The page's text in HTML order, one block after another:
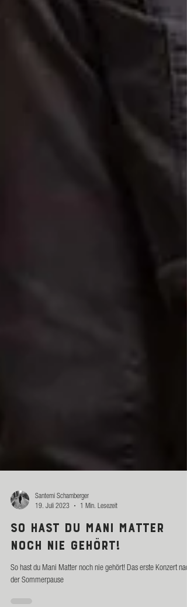
19. Juli 2023
1 Min. Lesezeit
So hast du Mani Matter
noch nie gehört!
So hast du Mani Matter noch nie gehört! Das erste Konzert